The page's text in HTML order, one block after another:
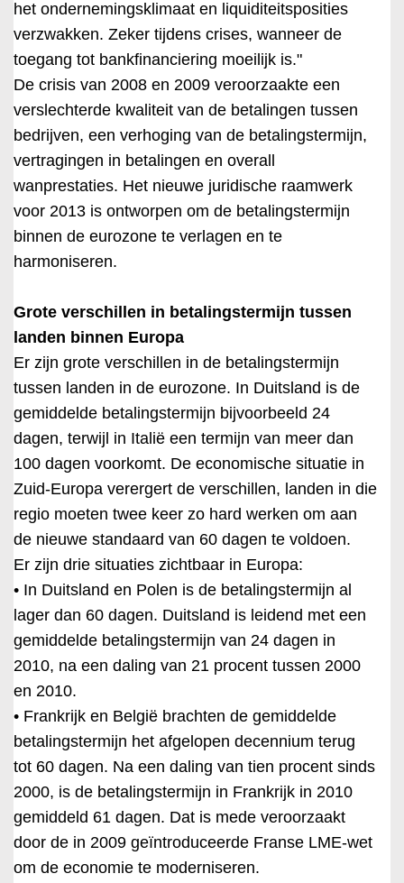
het ondernemingsklimaat en liquiditeitsposities
verzwakken. Zeker tijdens crises, wanneer de
toegang tot bankfinanciering moeilijk is."
De crisis van 2008 en 2009 veroorzaakte een
verslechterde kwaliteit van de betalingen tussen
bedrijven, een verhoging van de betalingstermijn,
vertragingen in betalingen en overall
wanprestaties. Het nieuwe juridische raamwerk
voor 2013 is ontworpen om de betalingstermijn
binnen de eurozone te verlagen en te
harmoniseren.
Grote verschillen in betalingstermijn tussen
landen binnen Europa
Er zijn grote verschillen in de betalingstermijn
tussen landen in de eurozone. In Duitsland is de
gemiddelde betalingstermijn bijvoorbeeld 24
dagen, terwijl in Italië een termijn van meer dan
100 dagen voorkomt. De economische situatie in
Zuid-Europa verergert de verschillen, landen in die
regio moeten twee keer zo hard werken om aan
de nieuwe standaard van 60 dagen te voldoen.
Er zijn drie situaties zichtbaar in Europa:
• In Duitsland en Polen is de betalingstermijn al
lager dan 60 dagen. Duitsland is leidend met een
gemiddelde betalingstermijn van 24 dagen in
2010, na een daling van 21 procent tussen 2000
en 2010.
• Frankrijk en België brachten de gemiddelde
betalingstermijn het afgelopen decennium terug
tot 60 dagen. Na een daling van tien procent sinds
2000, is de betalingstermijn in Frankrijk in 2010
gemiddeld 61 dagen. Dat is mede veroorzaakt
door de in 2009 geïntroduceerde Franse LME-wet
om de economie te moderniseren.